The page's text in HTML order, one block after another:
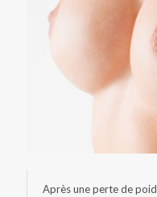
Après une perte de